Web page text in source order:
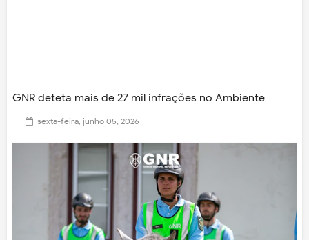
GNR deteta mais de 27 mil infrações no Ambiente
sexta-feira, junho 05, 2026